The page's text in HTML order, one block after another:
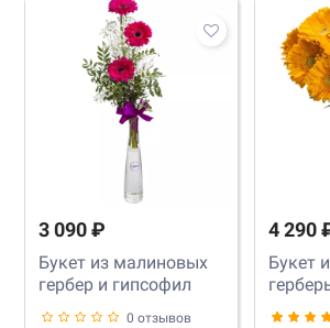
3 090 ₽
Букет из малиновых
гербер и гипсофил
0 отзывов
4 290
Букет